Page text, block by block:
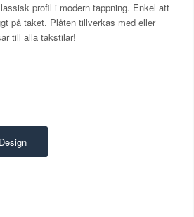
profil i modern tappning. Enkel att
på taket. Plåten tillverkas med eller
till alla takstilar!